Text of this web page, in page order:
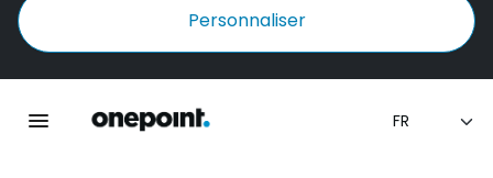
Personnaliser
Accueil Onepoint